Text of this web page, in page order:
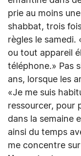
prie au moins
shabbat, trois
règles le samedi.
ou tout appareil
téléphone.» Pas
ans, lorsque les
«Je me suis
ressourcer, pour
dans la semaine
ainsi du temps
me concentre sur